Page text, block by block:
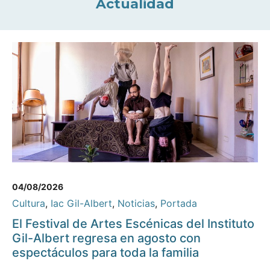
Actualidad
04/08/2026
Cultura, Iac Gil-Albert, Noticias, Portada
El Festival de Artes Escénicas del Instituto
Gil-Albert regresa en agosto con
espectáculos para toda la familia